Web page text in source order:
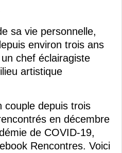
sa vie personnelle,
environ trois ans
chef éclairagiste
artistique
couple depuis trois
en décembre
de COVID-19,
Rencontres. Voici